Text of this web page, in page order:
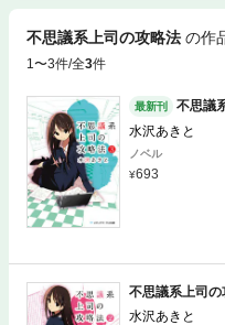
不思議系上司の攻略法 の作
1〜3件/全3件
最新刊
不思議
水沢あきと
ノベル
693
不思議系上司
水沢あきと